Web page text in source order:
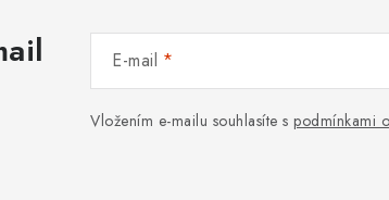
E-mail
Vložením e-mailu souhlasíte s podmínkami